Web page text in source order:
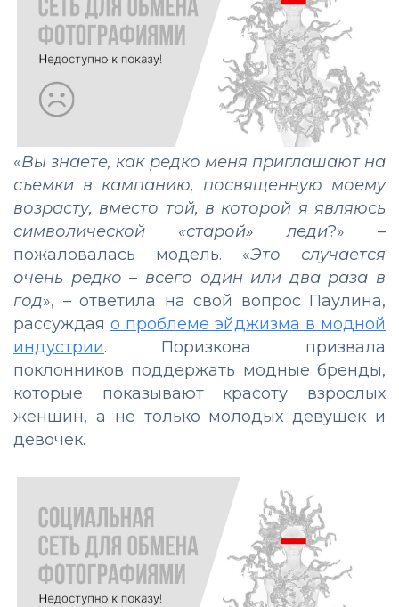
«Вы знаете, как редко меня приглашают на
съемки в кампанию, посвященную моему
возрасту, вместо той, в которой я являюсь
символической «старой» леди?» –
пожаловалась модель. «Это случается
очень редко – всего один или два раза в
год», – ответила на свой вопрос Паулина,
рассуждая о проблеме эйджизма в модной
индустрии. Поризкова призвала
поклонников поддержать модные бренды,
которые показывают красоту взрослых
женщин, а не только молодых девушек и
девочек.